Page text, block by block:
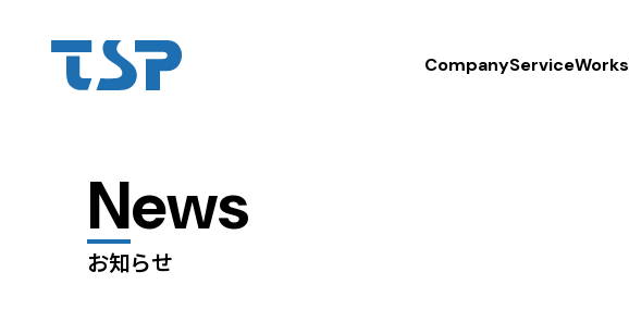
CompanyServiceWorks
News
お知らせ